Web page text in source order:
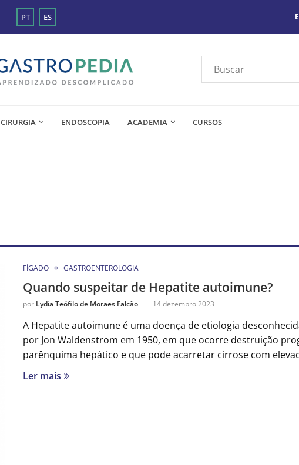
PT ES
CIRURGIA ENDOSCOPIA ACADEMIA CURSOS
FÍGADO GASTROENTEROLOGIA
Quando suspeitar de Hepatite autoimune?
por Lydia Teófilo de Moraes Falcão 14 dezembro 2023
A Hepatite autoimune é uma doença de etiologia
por Jon Waldenstrom em 1950, em que ocorre destruição
parênquima hepático e que pode acarretar cirrose com
Ler mais